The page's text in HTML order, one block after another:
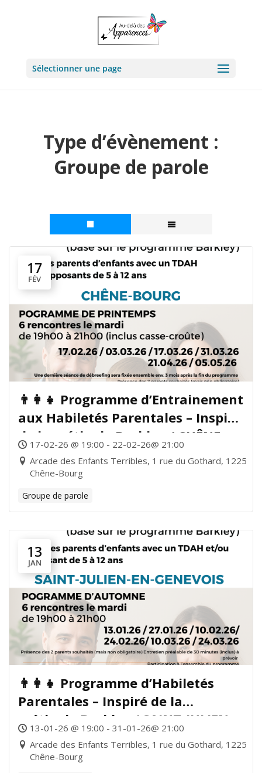
Sélectionner une page
Type d’évènement :
Groupe de parole
17
FÉV
👨‍👩‍👧 Programme d’Entrainement
aux Habiletés Parentales – Inspiré
de la méthode Barkley / CHÊNE-
BOURG
17-02-26 @ 19:00 - 22-02-26@ 21:00
Arcade des Enfants Terribles, 1 rue du Gothard, 1225
Chêne-Bourg
Groupe de parole
13
JAN
👨‍👩‍👧 Programme d’Habiletés
Parentales – Inspiré de la
méthode Barkley / SAINT-JULIEN-
EN-GENEVOIS
13-01-26 @ 19:00 - 31-01-26@ 21:00
Arcade des Enfants Terribles, 1 rue du Gothard, 1225
Chêne-Bourg